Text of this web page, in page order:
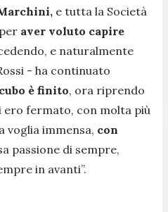
e tutta la Società
aver voluto capire
e naturalmente
- ha continuato
è finito, ora riprendo
ero fermato, con molta più
voglia immensa, con
passione di sempre,
in avanti”.